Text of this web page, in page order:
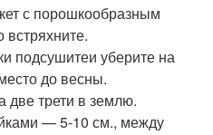
с порошкообразным
подсушитеи уберите на
до весны.
две трети в землю.
— 5-10 см., между